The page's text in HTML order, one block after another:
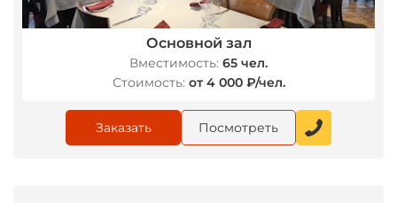
Основной зал
Вместимость: 65 чел.
Стоимость: от 4 000 ₽/чел.
Заказать Посмотреть